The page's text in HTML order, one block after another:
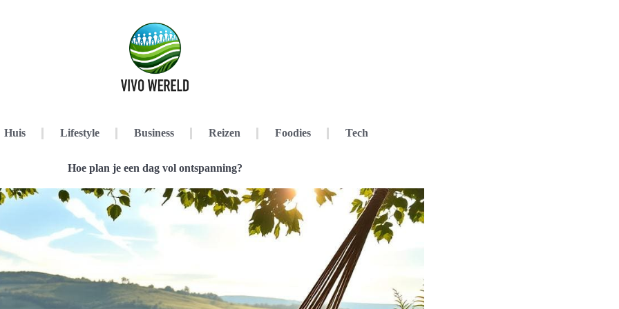
Huis Lifestyle Business Reizen Foodies Tech
Hoe plan je een dag vol ontspanning?